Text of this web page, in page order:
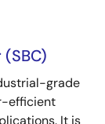
grade
efficient